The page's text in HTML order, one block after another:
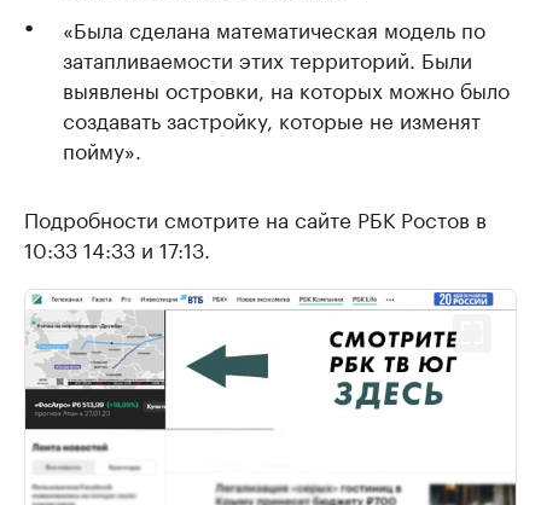
«Была сделана математическая модель по
затапливаемости этих территорий. Были
выявлены островки, на которых можно было
создавать застройку, которые не изменят
пойму».
Подробности смотрите на сайте РБК Ростов в
10:33 14:33 и 17:13.